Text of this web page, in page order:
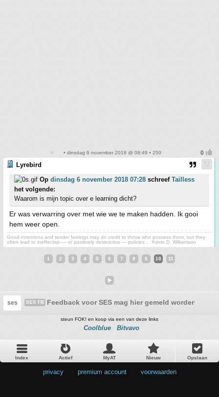
• dinsdag 6 november 2018 @ 08:49 • 250
Lyrebird
Op dinsdag 6 november 2018 07:28 schreef Tailless
het volgende:
Waarom is mijn topic over e learning dicht?
Er was verwarring over met wie we te maken hadden. Ik gooi
hem weer open.
Good intentions and tender feelings may do credit to those who possess them, but they
often lead to ineffective — or positively destructive — policies ... Kevin D. Williamson
1 2 3 4 5 6 7 8 9 10 11
ses SES FB Feedback voor SES mag hier gemeld worden
steun FOK! en koop via een van deze links
Coolblue Bitvavo
Index Actief MyAT Nieuw Opslaan
privacy premium account voorwaarden